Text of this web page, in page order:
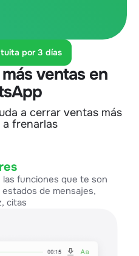
por 3 días
ventas en
a cerrar ventas más
frenarlas
funciones que te son
de mensajes,
citas